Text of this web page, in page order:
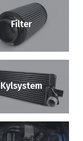
Filter
Kylsystem